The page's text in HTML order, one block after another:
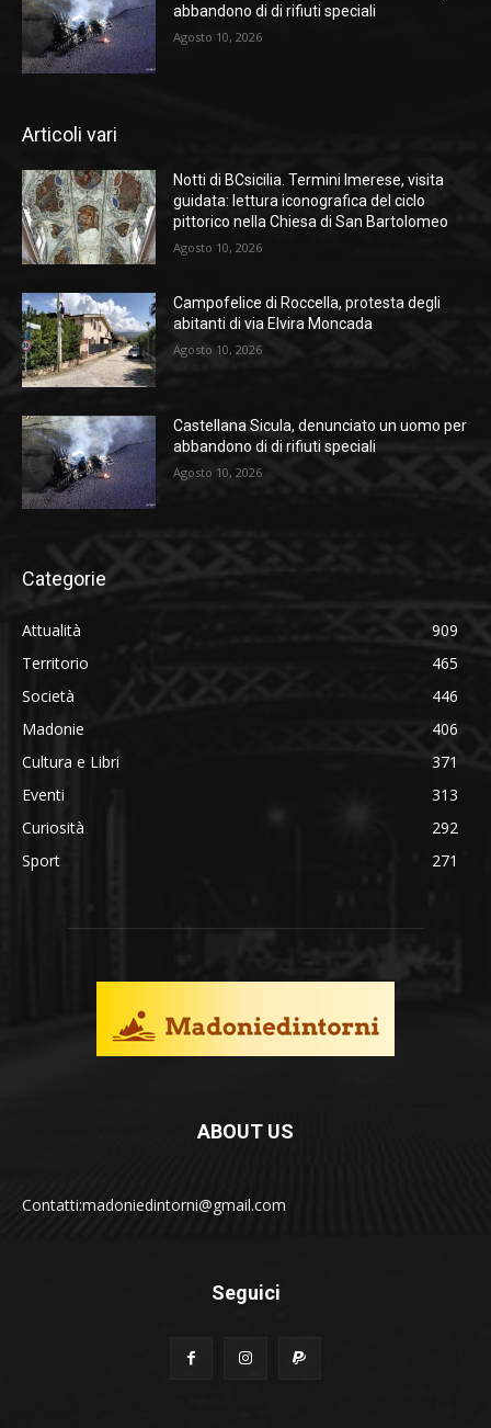
abbandono di di rifiuti speciali
Agosto 10, 2026
Articoli vari
Notti di BCsicilia. Termini Imerese, visita
guidata: lettura iconografica del ciclo
pittorico nella Chiesa di San Bartolomeo
Agosto 10, 2026
Campofelice di Roccella, protesta degli
abitanti di via Elvira Moncada
Agosto 10, 2026
Castellana Sicula, denunciato un uomo per
abbandono di di rifiuti speciali
Agosto 10, 2026
Categorie
Attualità
909
Territorio
465
Società
446
Madonie
406
Cultura e Libri
371
Eventi
313
Curiosità
292
Sport
271
ABOUT US
Contatti:madoniedintorni@gmail.com
Seguici